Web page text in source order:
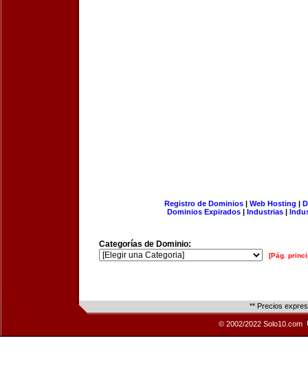
Registro de Dominios| Web Hosting |
Dominios Expirados | Industrias |
Categorías de Dominio:
[Pág.
** Precios
© 2002/2022 Solo10.com